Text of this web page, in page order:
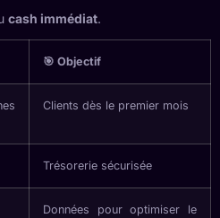
cash immédiat.
🎯 Objectif
Clients dès le premier mois
Trésorerie sécurisée
Données pour optimiser le